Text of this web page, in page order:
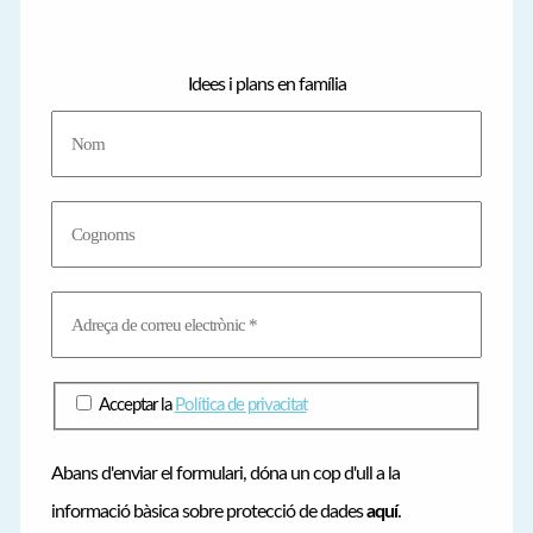
Idees i plans en família
Acceptar la Política de privacitat
Abans d'enviar el formulari, dóna un cop d'ull a la
informació bàsica sobre protecció de dadesaquí.